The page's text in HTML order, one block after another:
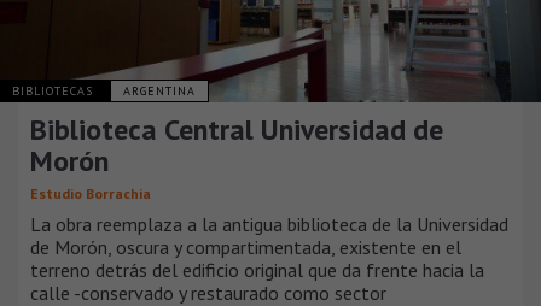
BIBLIOTECAS ARGENTINA
Biblioteca Central Universidad de
Morón
Estudio Borrachia
La obra reemplaza a la antigua biblioteca de la Universidad
de Morón, oscura y compartimentada, existente en el
terreno detrás del edificio original que da frente hacia la
calle -conservado y restaurado como sector